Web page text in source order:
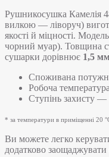
Рушникосушка Камелія
вилкою — ліворуч)
якості й міцності.
чорний муар). Товщина
сушарки дорівнює 1,5
Споживана
Робоча
Ступінь захисту —
* за температури в приміщенні 20
Ви можете легко
додатково заощаджувати